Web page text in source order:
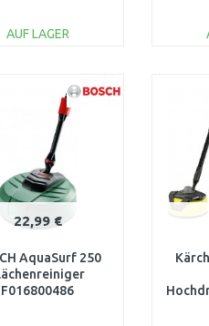
AUF LAGER
Vergleichen
22,99 €
AquaSurf 250
F016800486